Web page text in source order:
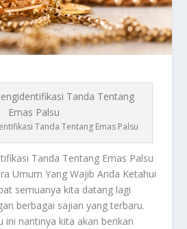
Tanda Tentang Emas Palsu
Tanda Tentang Emas Palsu
Umum Yang Wajib Anda Ketahui
semuanya kita datang lagi
berbagai sajian yang terbaru.
ini nantinya kita akan berikan